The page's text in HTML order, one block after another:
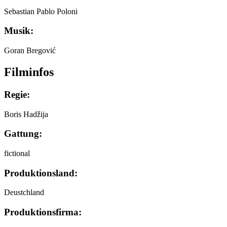
Sebastian Pablo Poloni
Musik:
Goran Bregović
Filminfos
Regie:
Boris Hadžija
Gattung:
fictional
Produktionsland:
Deustchland
Produktionsfirma: